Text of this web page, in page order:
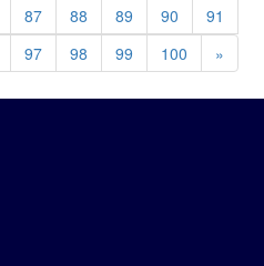
87 88 89 90
91
97 98 99 100 »